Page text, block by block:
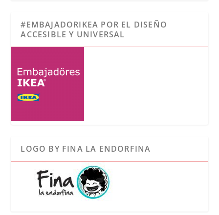
#EMBAJADORIKEA POR EL DISEÑO
ACCESIBLE Y UNIVERSAL
LOGO BY FINA LA ENDORFINA